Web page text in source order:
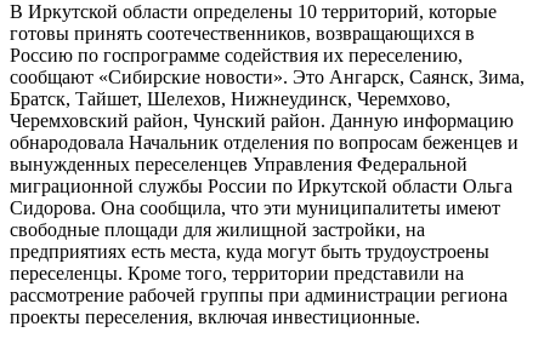
В Иркутской области определены 10 территорий, которые
готовы принять соотечественников, возвращающихся в
Россию по госпрограмме содействия их переселению,
сообщают «Сибирские новости». Это Ангарск, Саянск, Зима,
Братск, Тайшет, Шелехов, Нижнеудинск, Черемхово,
Черемховский район, Чунский район. Данную информацию
обнародовала Начальник отделения по вопросам беженцев и
вынужденных переселенцев Управления Федеральной
миграционной службы России по Иркутской области Ольга
Сидорова. Она сообщила, что эти муниципалитеты имеют
свободные площади для жилищной застройки, на
предприятиях есть места, куда могут быть трудоустроены
переселенцы. Кроме того, территории представили на
рассмотрение рабочей группы при администрации региона
проекты переселения, включая инвестиционные.